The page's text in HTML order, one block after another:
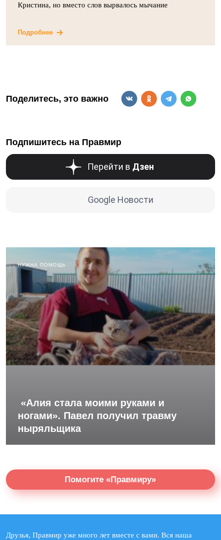
Кристина, но вместо слов вырвалось мычание
Подробнее
Поделитесь, это важно
Подпишитесь на Правмир
Перейти в Дзен
Google Новости
НУЖНА ПОМОЩЬ
«Алия стала моими руками и
ногами». Павел получил травму
ныряльщика
Помогите «Правмиру»
Друзья, Правмир уже много лет вместе с вами. Вся наша